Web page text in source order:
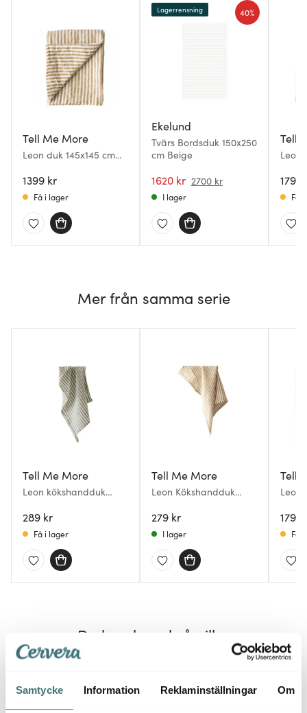
Samtycke Information Reklaminställningar Om
Tell Me More
Leon duk 145x145 cm
1399 kr
Få i lager
Ekelund
Tvärs Bordsduk 150x250
cm Beige
1620 kr 2700 kr
40%
Lagerrensning
I lager
Tell
Leon
1799
Få
Mer från samma serie
Tell Me More
Leon kökshandduk
289 kr
Få i lager
Tell Me More
Leon Kökshandduk
279 kr
I lager
Tell
Leon
179
Få
Du kanske också gillar
20% 40%